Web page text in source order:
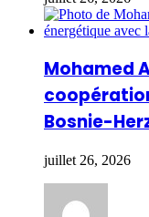
Mohamed
Bosnie-
juillet 26, 2026